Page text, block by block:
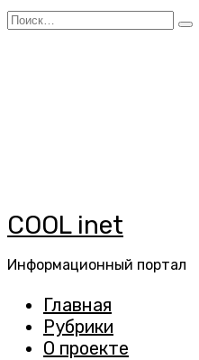
Перейти
Search
COOL inet
Информационный портал
Главная
Рубрики
О проекте